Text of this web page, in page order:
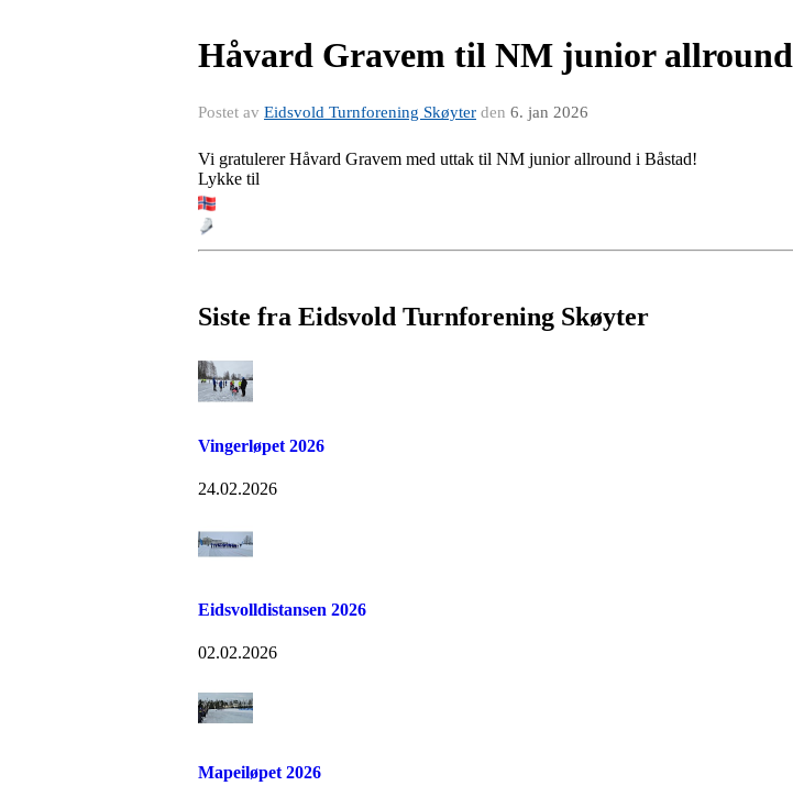
Håvard Gravem til NM junior allround
Postet av Eidsvold Turnforening Skøyter den 6. jan 2026
Vi gratulerer Håvard Gravem med uttak til NM junior allround i Båstad!
Lykke til
Siste fra Eidsvold Turnforening Skøyter
Vingerløpet 2026
24.02.2026
Eidsvolldistansen 2026
02.02.2026
Mapeiløpet 2026